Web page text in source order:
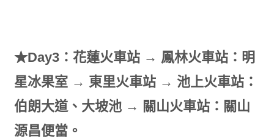
★Day3：花蓮火車站 → 鳳林火車站：明
星冰果室 → 東里火車站 → 池上火車站：
伯朗大道、大坡池 → 關山火車站：關山
源昌便當。